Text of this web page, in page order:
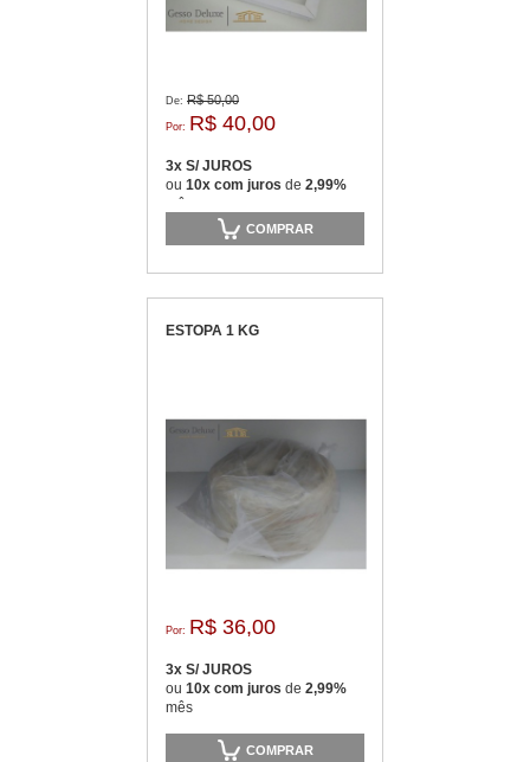
De: R$ 50,00
Por: R$ 40,00
3x S/ JUROS
ou 10x com juros de 2,99%
mês
COMPRAR
ESTOPA 1 KG
Por: R$ 36,00
3x S/ JUROS
ou 10x com juros de 2,99%
mês
COMPRAR